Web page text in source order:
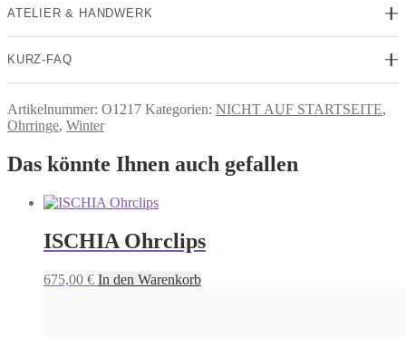
ATELIER & HANDWERK
KURZ-FAQ
Artikelnummer: O1217 Kategorien: NICHT AUF STARTSEITE,
Ohrringe, Winter
Das könnte Ihnen auch gefallen
ISCHIA Ohrclips
675,00 € In den Warenkorb